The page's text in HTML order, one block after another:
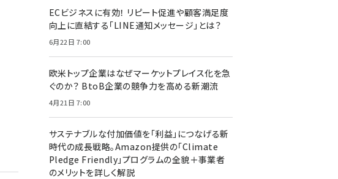
ECビジネスに有効！ リピート促進や顧客満足度
向上に直結する「LINE通知メッセージ」とは？
6月22日 7:00
欧米トップ企業はなぜマーケットプレイス化を急
ぐのか？ BtoB企業の競争力を高める新潮流
4月21日 7:00
サステナブルな付加価値を「利益」につなげる新
時代の成長戦略。Amazon提供の「Climate
Pledge Friendly」プログラムの全貌＋事業者
のメリットを詳しく解説